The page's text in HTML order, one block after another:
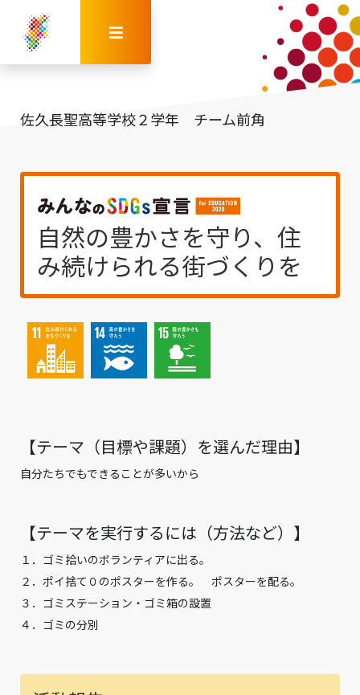
佐久長聖高等学校２学年 チーム前角
自然の豊かさを守り、住
み続けられる街づくりを
【テーマ（⽬標や課題）を選んだ理由】
自分たちでもできることが多いから
【テーマを実⾏するには（⽅法など）】
１．ゴミ拾いのボランティアに出る。
２．ポイ捨て０のポスターを作る。 ポスターを配る。
３．ゴミステーション・ゴミ箱の設置
４．ゴミの分別